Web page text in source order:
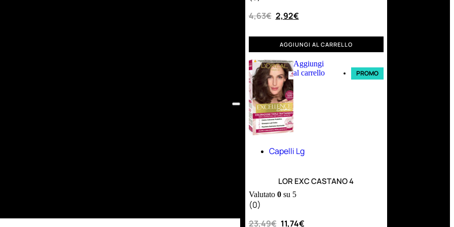
4,63€ 2,92€
AGGIUNGI AL CARRELLO
Aggiungi
al carrello
PROMO
Capelli Lg
LOR EXC CASTANO 4
Valutato 0su 5
(0)
23,49€ 11,74€